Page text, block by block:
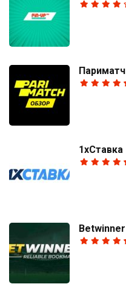
Париматч
1хСтавка
Betwinner